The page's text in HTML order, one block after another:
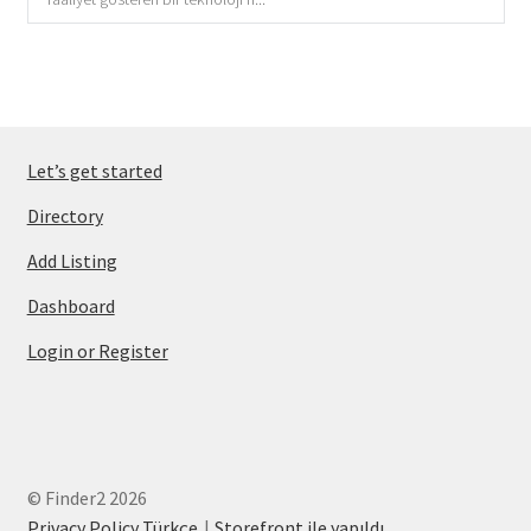
Let’s get started
Directory
Add Listing
Dashboard
Login or Register
© Finder2 2026